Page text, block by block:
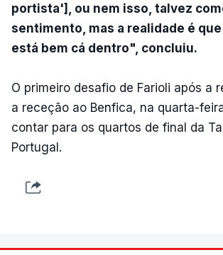
portista'], ou nem isso, talvez
sentimento, mas a realidade é
está bem cá dentro", concluiu.
O primeiro desafio de Farioli após a
a receção ao Benfica, na quarta-
contar para os quartos de final da
Portugal.